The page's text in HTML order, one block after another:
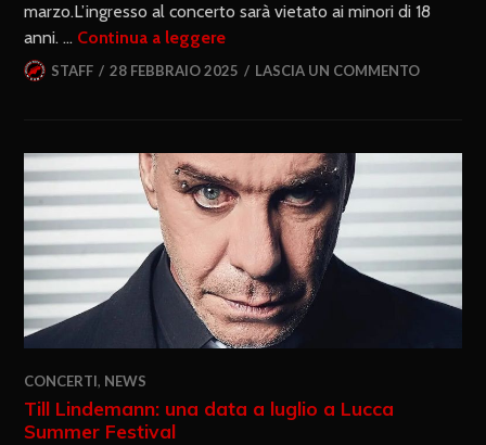
marzo.L’ingresso al concerto sarà vietato ai minori di 18
anni. … Continua a leggere
STAFF 28 FEBBRAIO 2025 LASCIA UN COMMENTO
CONCERTI, NEWS
Till Lindemann: una data a luglio a Lucca
Summer Festival